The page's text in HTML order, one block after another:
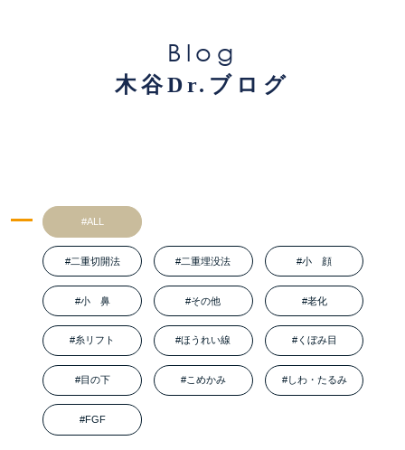
Blog
木谷Dr.ブログ
#ALL
#二重切開法 #二重埋没法 #小 顔
#小 鼻 #その他 #老化
#糸リフト #ほうれい線 #くぼみ目
#目の下 #こめかみ #しわ・たるみ
#FGF